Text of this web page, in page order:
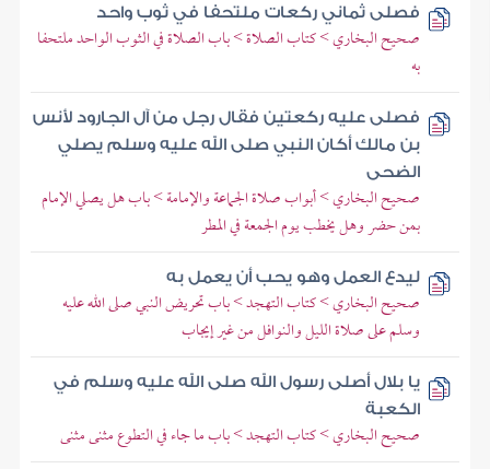
فصلى ثماني ركعات ملتحفا في ثوب واحد
صحيح البخاري > كتاب الصلاة > باب الصلاة في الثوب الواحد ملتحفا
به
فصلى عليه ركعتين فقال رجل من آل الجارود لأنس
بن مالك أكان النبي صلى الله عليه وسلم يصلي
الضحى
صحيح البخاري > أبواب صلاة الجماعة والإمامة > باب هل يصلي الإمام
بمن حضر وهل يخطب يوم الجمعة في المطر
ليدع العمل وهو يحب أن يعمل به
صحيح البخاري > كتاب التهجد > باب تحريض النبي صلى الله عليه
وسلم على صلاة الليل والنوافل من غير إيجاب
يا بلال أصلى رسول الله صلى الله عليه وسلم في
الكعبة
صحيح البخاري > كتاب التهجد > باب ما جاء في التطوع مثنى مثنى